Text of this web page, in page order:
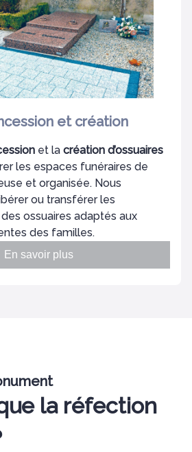
et création
et la création d’ossuaires
les espaces funéraires de
et organisée. Nous
ou transférer les
ossuaires adaptés aux
des familles.
En savoir plus
la réfection